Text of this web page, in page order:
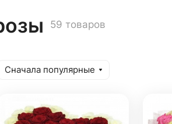
59 товаров
Сначала популярные